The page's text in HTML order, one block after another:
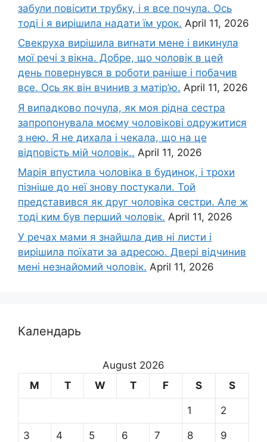
забули повісити трубку, і я все почула. Ось
тоді і я вирішила надати їм урок. April 11, 2026
Свекруха вирішила виrнати мене і викинула
мої речі з вікна. Добре, що чоловік в цей
день повернувся в роботи раніше і побачив
все. Ось як він вчинив з матір’ю. April 11, 2026
Я випадково почула, як моя рідна сестра
запропонувала моєму чоловікові одружитися
з нею. Я не дихала і чекала, що на це
відповість мій чоловік.. April 11, 2026
Марія впустила чоловіка в будинок, і трохи
пізніше до неї знову постукали. Той
представився як друг чоловіка сестри. Але ж
тоді ким був перший чоловік. April 11, 2026
У речах мами я знайшла див ні листи і
вирішила поїхати за адресою. Двері відчинив
мені незнайомий чоловік. April 11, 2026
Календарь
August 2026
M
T W T F S S
1 2
3 4 5 6 7 8 9